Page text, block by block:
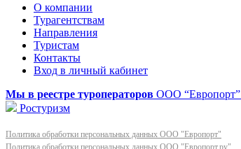
О компании
Турагентствам
Направления
Туристам
Контакты
Вход в личный кабинет
Мы в реестре туроператоров ООО “Европорт”
Ростуризм
Политика обработки персональных данных ООО "Европорт"
Политика обработки персональных данных ООО "Европорт.ру"